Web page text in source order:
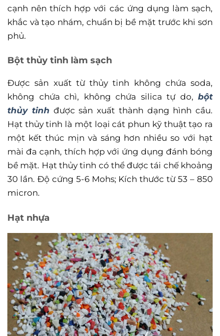
cạnh nên thích hợp với các ứng dụng làm sạch,
khắc và tạo nhám, chuẩn bị bề mặt trước khi sơn
phủ.
Bột thủy tinh làm sạch
Được sản xuất từ ​​thủy tinh không chứa soda,
không chứa chì, không chứa silica tự do, bột
thủy tinh được sản xuất thành dạng hình cầu.
Hạt thủy tinh là một loại cát phun kỹ thuật tạo ra
một kết thúc mịn và sáng hơn nhiều so với hạt
mài đa cạnh, thích hợp với ứng dụng đánh bóng
bề mặt. Hạt thủy tinh có thể được tái chế khoảng
30 lần. Độ cứng 5-6 Mohs; Kích thước từ 53 – 850
micron.
Hạt nhựa